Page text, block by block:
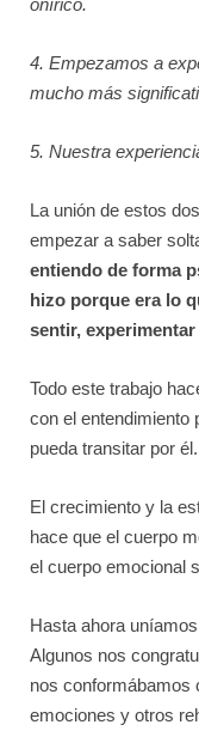
onírico.
4. Empezamos a
mucho más
5. Nuestra
La unión de estos
empezar a saber
entiendo de forma
hizo porque era lo
sentir,
Todo este trabajo
con el entendimiento
pueda transitar por él.
El crecimiento y la
hace que el cuerpo
el cuerpo emocional
Hasta ahora
Algunos nos
nos conformábamos
emociones y otros